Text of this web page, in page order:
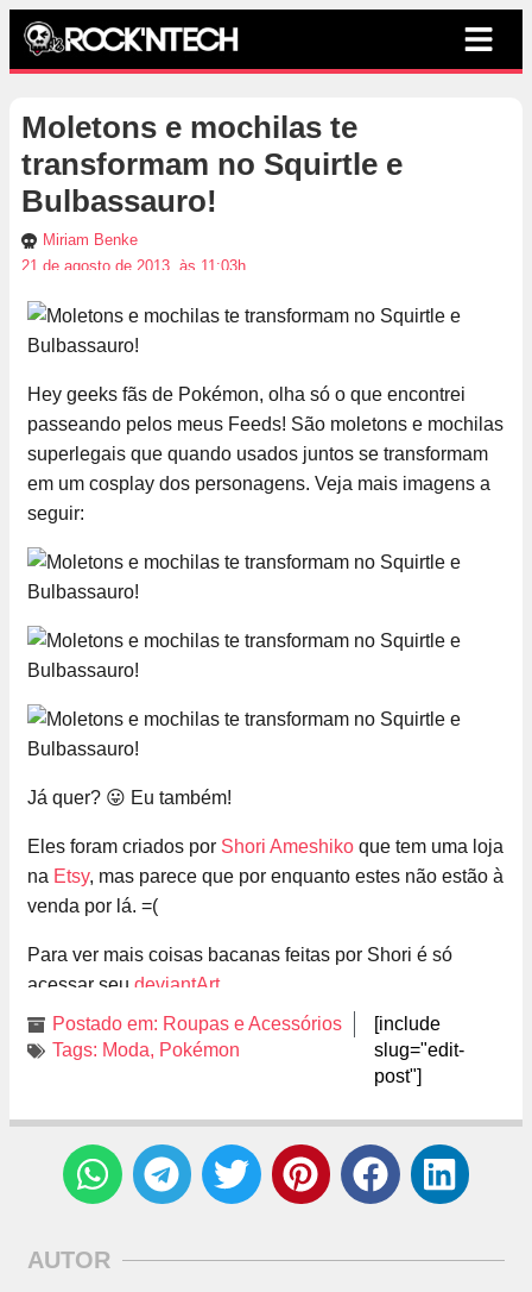
Moletons e mochilas te
transformam no Squirtle e
Bulbassauro!
Miriam Benke
21 de agosto de 2013, às 11:03h
Hey geeks fãs de Pokémon, olha só o que encontrei
passeando pelos meus Feeds! São moletons e mochilas
superlegais que quando usados juntos se transformam
em um cosplay dos personagens. Veja mais imagens a
seguir:
Já quer? 😛 Eu também!
Eles foram criados por Shori Ameshiko que tem uma loja
na Etsy, mas parece que por enquanto estes não estão à
venda por lá. =(
Para ver mais coisas bacanas feitas por Shori é só
acessar seu deviantArt.
Postado em: Roupas e Acessórios
Tags: Moda, Pokémon
[include
slug="edit-
post"]
AUTOR